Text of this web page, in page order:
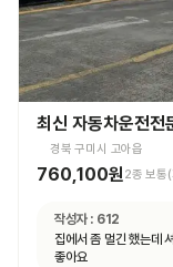
최신 자동차운전전
경북 구미시 고아읍
760,100원 2종 보통
작성자 : 612
집에서 좀 멀긴 했는데
좋아요